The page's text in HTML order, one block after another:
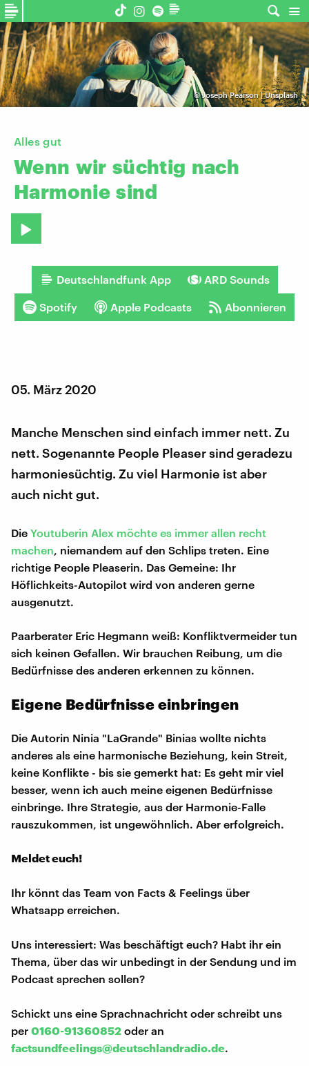
©Joseph Pearson | Unsplash
Alles gut
Wenn wir süchtig nach
Harmonie sind
Deutschlandfunk App ARD Sounds
Spotify Apple Podcasts Abonnieren
05. März 2020
Manche Menschen sind einfach immer nett. Zu
nett. Sogenannte People Pleaser sind geradezu
harmoniesüchtig. Zu viel Harmonie ist aber
auch nicht gut.
Die Youtuberin Alex möchte es immer allen recht
machen , niemandem auf den Schlips treten. Eine
richtige People Pleaserin. Das Gemeine: Ihr
Höflichkeits-Autopilot wird von anderen gerne
ausgenutzt.
Paarberater Eric Hegmann weiß: Konfliktvermeider tun
sich keinen Gefallen. Wir brauchen Reibung, um die
Bedürfnisse des anderen erkennen zu können.
Eigene Bedürfnisse einbringen
Die Autorin Ninia "LaGrande" Binias wollte nichts
anderes als eine harmonische Beziehung, kein Streit,
keine Konflikte - bis sie gemerkt hat: Es geht mir viel
besser, wenn ich auch meine eigenen Bedürfnisse
einbringe. Ihre Strategie, aus der Harmonie-Falle
rauszukommen, ist ungewöhnlich. Aber erfolgreich.
Meldet euch!
Ihr könnt das Team von Facts & Feelings über
Whatsapp erreichen.
Uns interessiert: Was beschäftigt euch? Habt ihr ein
Thema, über das wir unbedingt in der Sendung und im
Podcast sprechen sollen?
Schickt uns eine Sprachnachricht oder schreibt uns
per 0160-91360852 oder an
factsundfeelings@deutschlandradio.de.